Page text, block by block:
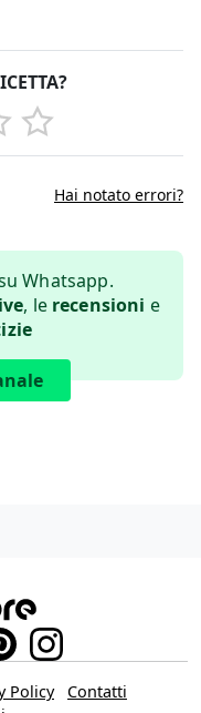
Hai notato errori?
Whatsapp.
, le recensioni e
Policy
Contatti